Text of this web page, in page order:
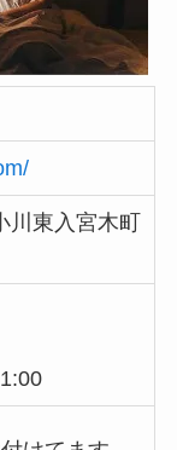
東入宮木町